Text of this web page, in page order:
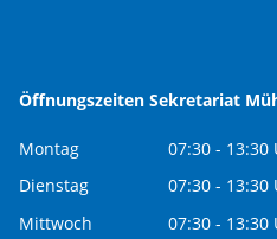
Öffnungszeiten Sekretariat
Montag
07:30 - 13:30
Dienstag
07:30 -
Mittwoch
07:30 - 13:30